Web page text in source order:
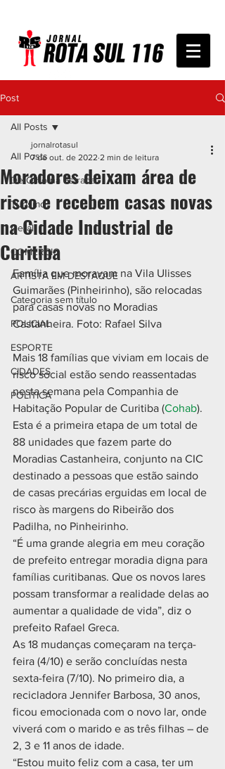
Post
All Posts
De Olho na Estrada
Turismo
Geral
COMÉRCIO
ARTISTA EM DESTAQUE
Categoria sem título
POLICIAL
ESPORTE
CIDADES
POLÍTICA
All Posts
Moradores deixam área de
risco e recebem casas novas
na Cidade Industrial de
Curitiba
jornalrotasul
7 de out. de 2022 2 min de leitura
Família que moravam na Vila Ulisses
Guimarães (Pinheirinho), são relocadas
para casas novas no Moradias
Castanheira. Foto: Rafael Silva
Mais 18 famílias que viviam em locais de
risco social estão sendo reassentadas
nesta semana pela Companhia de
Habitação Popular de Curitiba (Cohab).
Esta é a primeira etapa de um total de
88 unidades que fazem parte do
Moradias Castanheira, conjunto na CIC
destinado a pessoas que estão saindo
de casas precárias erguidas em local de
risco às margens do Ribeirão dos
Padilha, no Pinheirinho.
“É uma grande alegria em meu coração
de prefeito entregar moradia digna para
famílias curitibanas. Que os novos lares
possam transformar a realidade delas ao
aumentar a qualidade de vida”, diz o
prefeito Rafael Greca.
As 18 mudanças começaram na terça-
feira (4/10) e serão concluídas nesta
sexta-feira (7/10). No primeiro dia, a
recicladora Jennifer Barbosa, 30 anos,
ficou emocionada com o novo lar, onde
viverá com o marido e as três filhas – de
2, 3 e 11 anos de idade.
“Estou muito feliz com a casa, ter um